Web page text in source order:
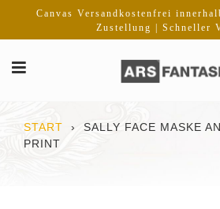
Inhalt
Canvas Versandkostenfrei
Zustellung | Schneller
START ›
SALLY FACE MASKE
PRINT